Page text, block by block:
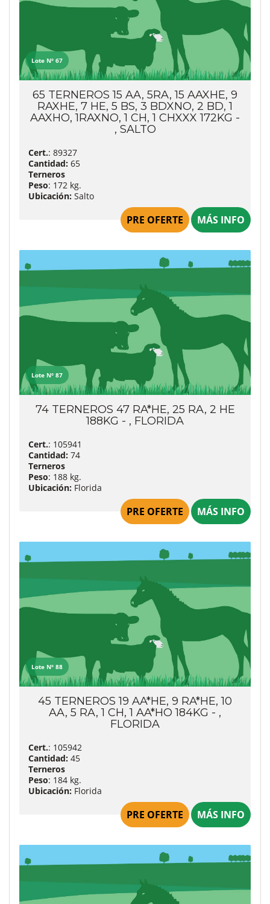
Lote Nº 67
65 TERNEROS 15 AA, 5RA, 15 AAXHE, 9
RAXHE, 7 HE, 5 BS, 3 BDXNO, 2 BD, 1
AAXHO, 1RAXNO, 1 CH, 1 CHXXX 172KG -
, SALTO
Cert.: 89327
Cantidad: 65
Terneros
Peso: 172 kg.
Ubicación: Salto
PRE OFERTE MÁS INFO
Lote Nº 87
74 TERNEROS 47 RA*HE, 25 RA, 2 HE
188KG - , FLORIDA
Cert.: 105941
Cantidad: 74
Terneros
Peso: 188 kg.
Ubicación: Florida
PRE OFERTE MÁS INFO
Lote Nº 88
45 TERNEROS 19 AA*HE, 9 RA*HE, 10
AA, 5 RA, 1 CH, 1 AA*HO 184KG - ,
FLORIDA
Cert.: 105942
Cantidad: 45
Terneros
Peso: 184 kg.
Ubicación: Florida
PRE OFERTE MÁS INFO